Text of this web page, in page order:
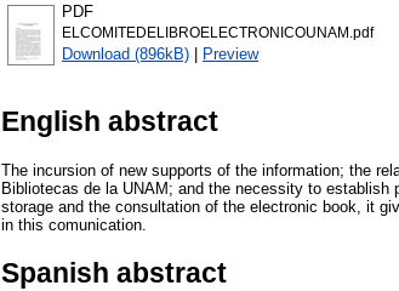
PDF
ELCOMITEDELIBROELECTRONICOUNAM.pdf
Download (896kB) | Preview
English abstract
The incursion of new supports of the information; the
Bibliotecas de la UNAM; and the necessity to
storage and the consultation of the electronic book, it
in this comunication.
Spanish abstract